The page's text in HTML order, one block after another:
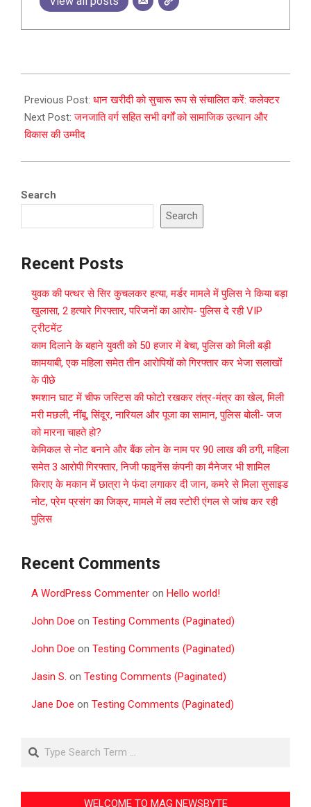
12-
12
Previous Post: धान खरीदी को सुचारू रूप से संचालित करें: कलेक्टर
Next Post:जनजाति वर्ग सहित सभी वर्गों को सामाजिक उत्थान और
विकास की उम्मीद
Search
Search
Recent Posts
युवक की पत्थर से सिर कुचलकर हत्या, मर्डर मामले में पुलिस ने किया बड़ा
खुलासा, 2 हत्यारे गिरफ्तार, परिजनों का आरोप- पुलिस दे रही VIP
ट्रीटमेंट
काम दिलाने के बहाने युवती को 50 हजार में बेचा, पुलिस को मिली बड़ी
कामयाबी, एक महिला समेत तीन आरोपियों को गिरफ्तार कर भेजा सलाखों
के पीछे
श्मशान घाट में चीफ जस्टिस की फोटो रखकर तंत्र-मंत्र का खेल, मिली
मरी मछली, नींबू, सिंदूर, नारियल और पूजा का सामान, पुलिस बोली- जज
को मारना चाहते हो?
केमिकल से नोट बनाने और बैंक लोन के नाम पर 90 लाख की ठगी, महिला
समेत 3 आरोपी गिरफ्तार, निजी फाइनेंस कंपनी का मैनेजर भी शामिल
किराए के मकान में छात्रा ने फंदा लगाकर दी जान, कमरे से मिला सुसाइड
नोट, प्रेम प्रसंग का जिक्र, मामले में लव स्टोरी एंगल से जांच कर रही
पुलिस
Recent Comments
A WordPress Commenter on Hello world!
John Doe on Testing Comments (Paginated)
John Doe on Testing Comments (Paginated)
Jasin S. on Testing Comments (Paginated)
Jane Doe on Testing Comments (Paginated)
Search
WELCOME TO MAG NEWSBYTE